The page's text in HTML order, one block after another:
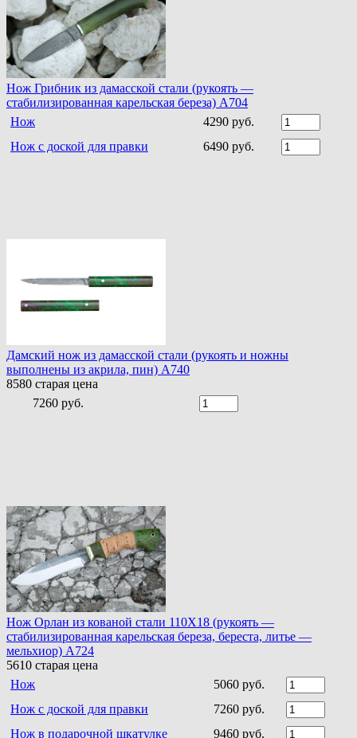
Нож Грибник из дамасской стали (рукоять —
стабилизированная карельская береза) A704
Нож
4290 руб.
Нож с доской для правки
6490 руб.
Дамский нож из дамасской стали (рукоять и ножны
выполнены из акрила, пин) A740
8580 старая цена
7260 руб.
Нож Орлан из кованой стали 110Х18 (рукоять —
стабилизированная карельская береза, береста, литье —
мельхиор) A724
5610 старая цена
Нож
5060 руб.
Нож с доской для правки
7260 руб.
Нож в подарочной шкатулке
9460 руб.